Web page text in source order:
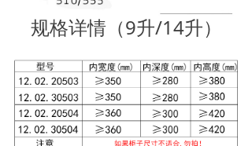
规格详情（9升/14升）